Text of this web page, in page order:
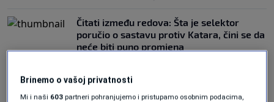
Čitati između redova: Šta je selektor
poručio o sastavu protiv Katara, čini se da
neće biti puno promjena
Brinemo o vašoj privatnosti
Mi i naši 603 partneri pohranjujemo i pristupamo osobnim podacima,